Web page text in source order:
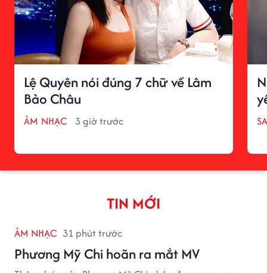
Lệ Quyên nói đúng 7 chữ về Lâm
Bảo Châu
ÂM NHẠC 3 giờ trước
TIN MỚI
ÂM NHẠC 31 phút trước
Phương Mỹ Chi hoãn ra mắt MV